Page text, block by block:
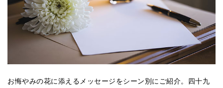
お悔やみの花に添えるメッセージをシーン別にご紹介。四十九